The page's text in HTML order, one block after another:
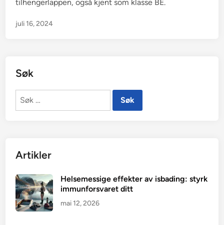
tilhengerlappen, også kjent som klasse BE.
juli 16, 2024
Søk
Søk
Artikler
Helsemessige effekter av isbading: styrk
immunforsvaret ditt
mai 12, 2026